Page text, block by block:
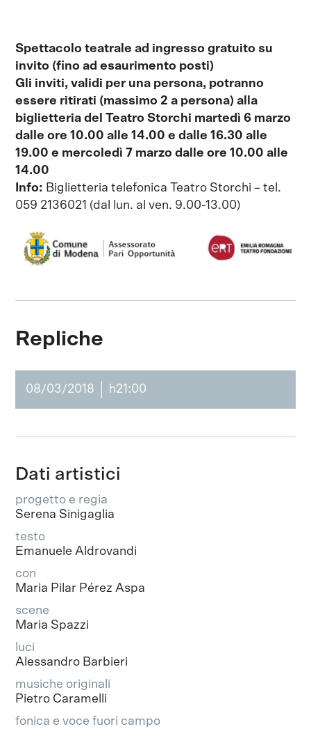
Spettacolo teatrale ad ingresso gratuito su
invito (fino ad esaurimento posti)
Gli inviti, validi per una persona, potranno
essere ritirati (massimo 2 a persona) alla
biglietteria del Teatro Storchi martedì 6 marzo
dalle ore 10.00 alle 14.00 e dalle 16.30 alle
19.00 e mercoledì 7 marzo dalle ore 10.00 alle
14.00
Info: Biglietteria telefonica Teatro Storchi – tel.
059 2136021 (dal lun. al ven. 9.00-13.00)
Repliche
08/03/2018 h21:00
Dati artistici
progetto e regia
Serena Sinigaglia
testo
Emanuele Aldrovandi
con
Maria Pilar Pérez Aspa
scene
Maria Spazzi
luci
Alessandro Barbieri
musiche originali
Pietro Caramelli
fonica e voce fuori campo